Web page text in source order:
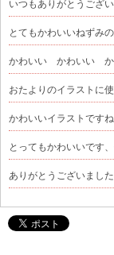
いつもありがとうござ
とてもかわいいねずみの
かわいい かわいい か
おたよりのイラストに
かわいいイラストです
とってもかわいいです
ありがとうございまし